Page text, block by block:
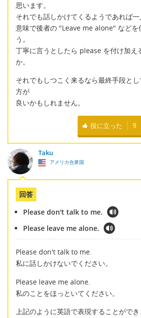
思います。
それでも話しかけてくるようであれば
意味で後者の "Leave me alone" などを
う。
丁寧に言うとしたら please を付け加え
か。
それでもしつこく来るなら最終手段と
方が
良いかもしれません。
役に立った 9
Taku
アメリカ合衆国
回答
Please don't talk to me.
Please leave me alone.
Please don't talk to me.
私に話しかけないでください。
Please leave me alone.
私のことをほっといてください。
上記のように英語で表現することができ